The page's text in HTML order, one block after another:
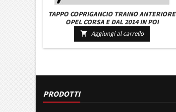
TAPPO COPRIGANCIO TRAINO ANTERIORE
OPEL CORSA E DAL 2014 IN POI
 Aggiungi al carrello
PRODOTTI